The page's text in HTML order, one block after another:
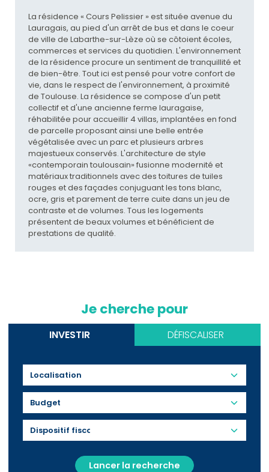
La résidence « Cours Pelissier » est située avenue du
Lauragais, au pied d'un arrêt de bus et dans le coeur
de ville de Labarthe-sur-Lèze où se côtoient écoles,
commerces et services du quotidien. L'environnement
de la résidence procure un sentiment de tranquillité et
de bien-être. Tout ici est pensé pour votre confort de
vie, dans le respect de l'environnement, à proximité
de Toulouse. La résidence se compose d'un petit
collectif et d'une ancienne ferme lauragaise,
réhabilitée pour accueillir 4 villas, implantées en fond
de parcelle proposant ainsi une belle entrée
végétalisée avec un parc et plusieurs arbres
majestueux conservés. L'architecture de style
«contemporain toulousain» fusionne modernité et
matériaux traditionnels avec des toitures de tuiles
rouges et des façades conjuguant les tons blanc,
ocre, gris et parement de terre cuite dans un jeu de
contraste et de volumes. Tous les logements
présentent de beaux volumes et bénéficient de
prestations de qualité.
Je cherche pour
INVESTIR DÉFISCALISER
Budget
Lancer la recherche